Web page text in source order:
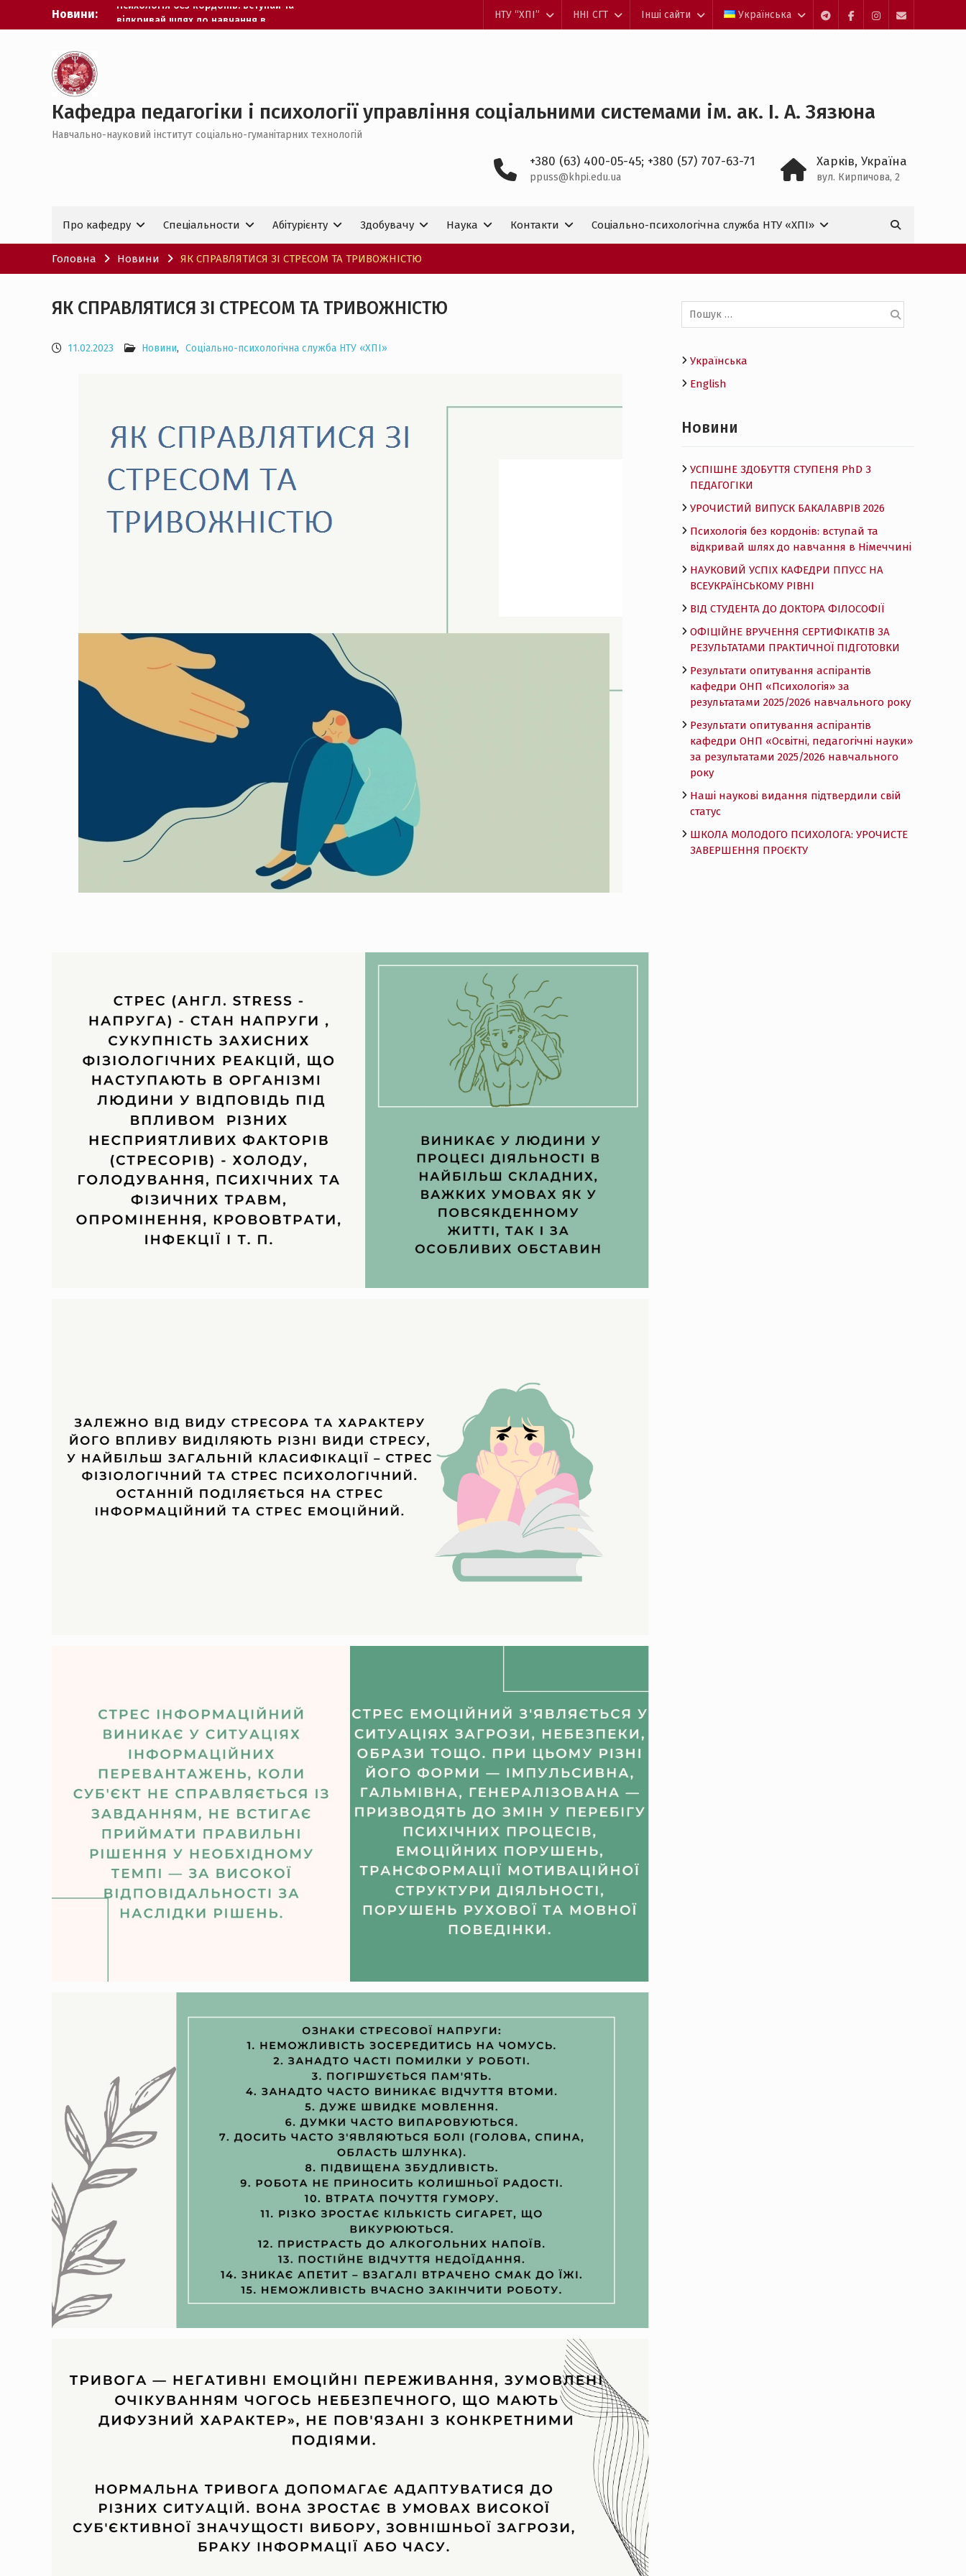
Новини:
НАУКОВИЙ УСПІХ КАФЕДРИ ППУСС НА
ВСЕУКРАЇНСЬКОМУ РІВНІ
Психологія без кордонів: вступай та
відкривай шлях до навчання в
Німеччині
TelegramfacebookInstagram
Mail
НТУ “ХПІ” ННІ СГТ Інші сайти Українська
Кафедра педагогіки і психології управління соціальними системами ім. ак. І. А. Зязюна
Навчально-науковий інститут соціально-гуманітарних технологій
+380 (63) 400-05-45; +380 (57) 707-63-71
ppuss@khpi.edu.ua
Харків, Україна
вул. Кирпичова, 2
Про кафедру Спеціальности Абітурієнту Здобувачу Наука Контакти Соціально-психологічна служба НТУ «ХПІ» 
Головна Новини ЯК СПРАВЛЯТИСЯ ЗІ СТРЕСОМ ТА ТРИВОЖНІСТЮ
ЯК СПРАВЛЯТИСЯ ЗІ СТРЕСОМ ТА ТРИВОЖНІСТЮ
11.02.2023 Новини, Соціально-психологічна служба НТУ «ХПІ»
Пошук:
Українська
English
Новини
УСПІШНЕ ЗДОБУТТЯ СТУПЕНЯ PhD З
ПЕДАГОГІКИ
УРОЧИСТИЙ ВИПУСК БАКАЛАВРІВ 2026
Психологія без кордонів: вступай та
відкривай шлях до навчання в Німеччині
НАУКОВИЙ УСПІХ КАФЕДРИ ППУСС НА
ВСЕУКРАЇНСЬКОМУ РІВНІ
ВІД СТУДЕНТА ДО ДОКТОРА ФІЛОСОФІЇ
ОФІЦІЙНЕ ВРУЧЕННЯ СЕРТИФІКАТІВ ЗА
РЕЗУЛЬТАТАМИ ПРАКТИЧНОЇ ПІДГОТОВКИ
Результати опитування аспірантів
кафедри ОНП «Психологія» за
результатами 2025/2026 навчального року
Результати опитування аспірантів
кафедри ОНП «Освітні, педагогічні науки»
за результатами 2025/2026 навчального
року
Наші наукові видання підтвердили свій
статус
ШКОЛА МОЛОДОГО ПСИХОЛОГА: УРОЧИСТЕ
ЗАВЕРШЕННЯ ПРОЄКТУ